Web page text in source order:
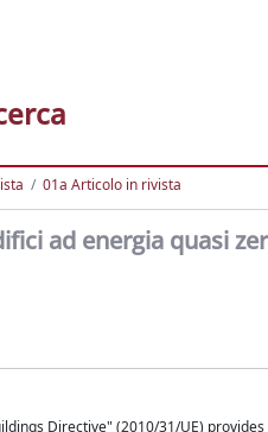
01a Articolo in rivista
ad energia quasi
Directive" (2010/31/UE)